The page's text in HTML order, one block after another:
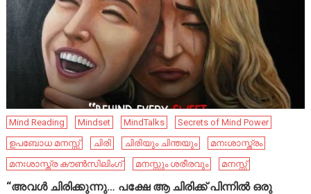
Mind Reading Mindset MindTalks
Secrets of Mind Power
ഉപബോധ മനസ്സ്
ചിരി ചിരിയും ചിന്തയും
മനഃശാസ്ത്രം
മനഃശാസ്ത്ര കൗൺസിലിംഗ്
മനസ്സും ശരീരവും മനസ്സ്
“അവൾ ചിരിക്കുന്നു… പക്ഷേ ആ ചിരിക്ക് പിന്നിൽ ഒരു